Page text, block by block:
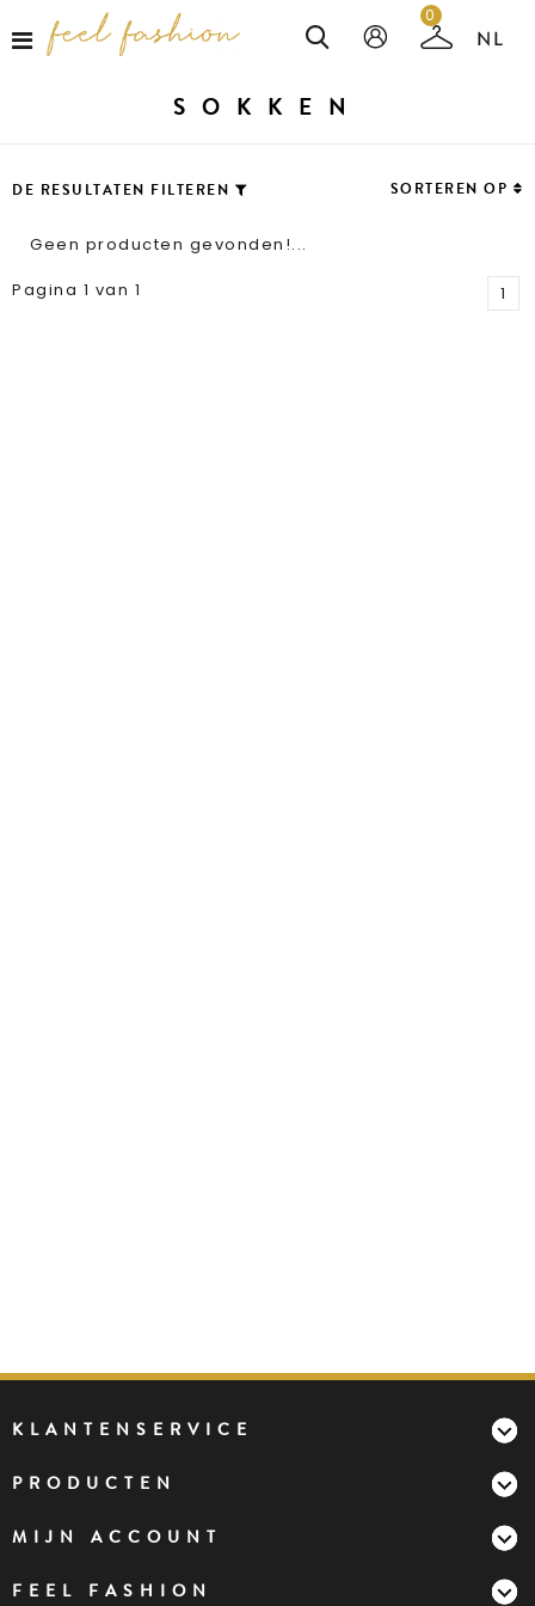
0
SOKKEN
DE RESULTATEN FILTEREN SORTEREN OP
Geen producten gevonden!...
Pagina 1 van 1
1
KLANTENSERVICE
PRODUCTEN
MIJN ACCOUNT
FEEL FASHION